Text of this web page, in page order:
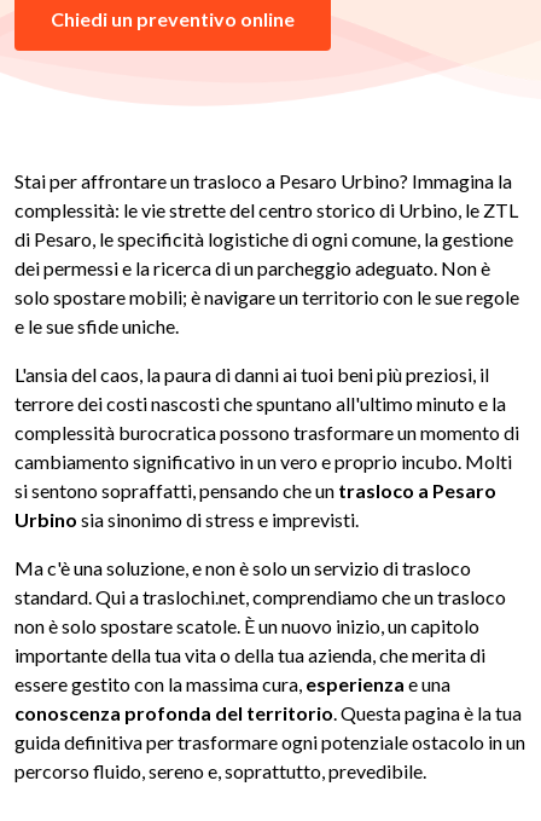
Chiedi un preventivo online
Stai per affrontare un trasloco a Pesaro Urbino? Immagina la
complessità: le vie strette del centro storico di Urbino, le ZTL
di Pesaro, le specificità logistiche di ogni comune, la gestione
dei permessi e la ricerca di un parcheggio adeguato. Non è
solo spostare mobili; è navigare un territorio con le sue regole
e le sue sfide uniche.
L'ansia del caos, la paura di danni ai tuoi beni più preziosi, il
terrore dei costi nascosti che spuntano all'ultimo minuto e la
complessità burocratica possono trasformare un momento di
cambiamento significativo in un vero e proprio incubo. Molti
si sentono sopraffatti, pensando che un trasloco a Pesaro
Urbino sia sinonimo di stress e imprevisti.
Ma c'è una soluzione, e non è solo un servizio di trasloco
standard. Qui a traslochi.net, comprendiamo che un trasloco
non è solo spostare scatole. È un nuovo inizio, un capitolo
importante della tua vita o della tua azienda, che merita di
essere gestito con la massima cura, esperienza e una
conoscenza profonda del territorio. Questa pagina è la tua
guida definitiva per trasformare ogni potenziale ostacolo in un
percorso fluido, sereno e, soprattutto, prevedibile.